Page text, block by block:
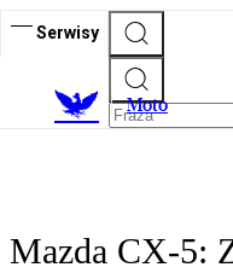
Serwisy
Moto
Mazda CX-5: